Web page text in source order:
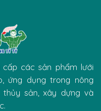
các sản phẩm lưới
ứng dụng trong nông
thủy sản, xây dựng và